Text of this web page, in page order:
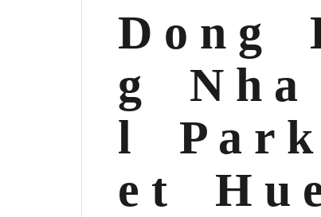
D o n g
g N h a
l P a r
e t H u